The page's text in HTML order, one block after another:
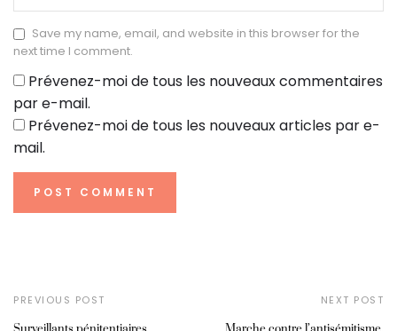
Save my name, email, and website in this browser for the
next time I comment.
Prévenez-moi de tous les nouveaux commentaires
par e-mail.
Prévenez-moi de tous les nouveaux articles par e-
mail.
PREVIOUS POST NEXT POST